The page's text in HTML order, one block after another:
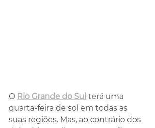
O Rio Grande do Sul terá uma
quarta-feira de sol em todas as
suas regiões. Mas, ao contrário dos